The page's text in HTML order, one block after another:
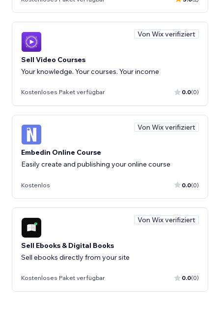
Von Wix verifiziert
Sell Video Courses
Your knowledge. Your courses. Your income
Kostenloses Paket verfügbar 0.0(0)
Von Wix verifiziert
Embedin Online Course
Easily create and publishing your online course
Kostenlos 0.0(0)
Von Wix verifiziert
Sell Ebooks & Digital Books
Sell ebooks directly from your site
Kostenloses Paket verfügbar 0.0(0)